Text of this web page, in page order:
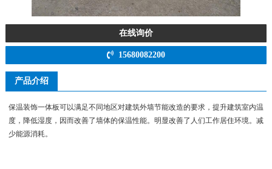
在线询价
15680082200
产品介绍
保温装饰一体板可以满足不同地区对建筑外墙节能改造的要求，提升建筑室内温
度，降低湿度，因而改善了墙体的保温性能。明显改善了人们工作居住环境。减
少能源消耗。